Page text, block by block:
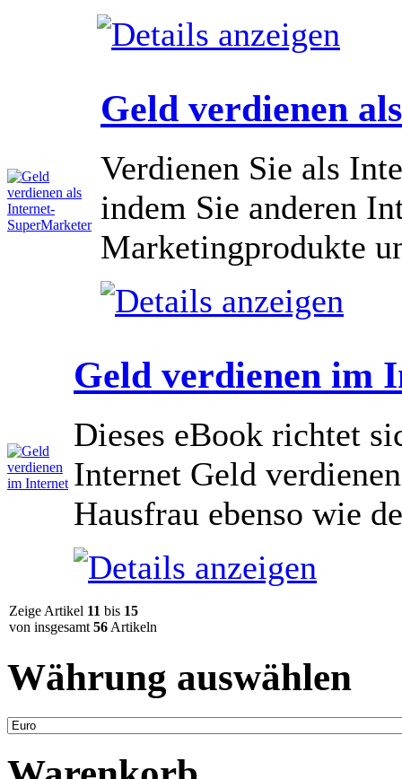
Geld verdienen
Verdienen Sie als
indem Sie anderen
Marketingprodukte
Geld verdienen im
Dieses eBook richtet
Internet Geld
Hausfrau ebenso wie
Zeige Artikel 11 bis 15
von insgesamt 56 Artikeln
Währung auswählen